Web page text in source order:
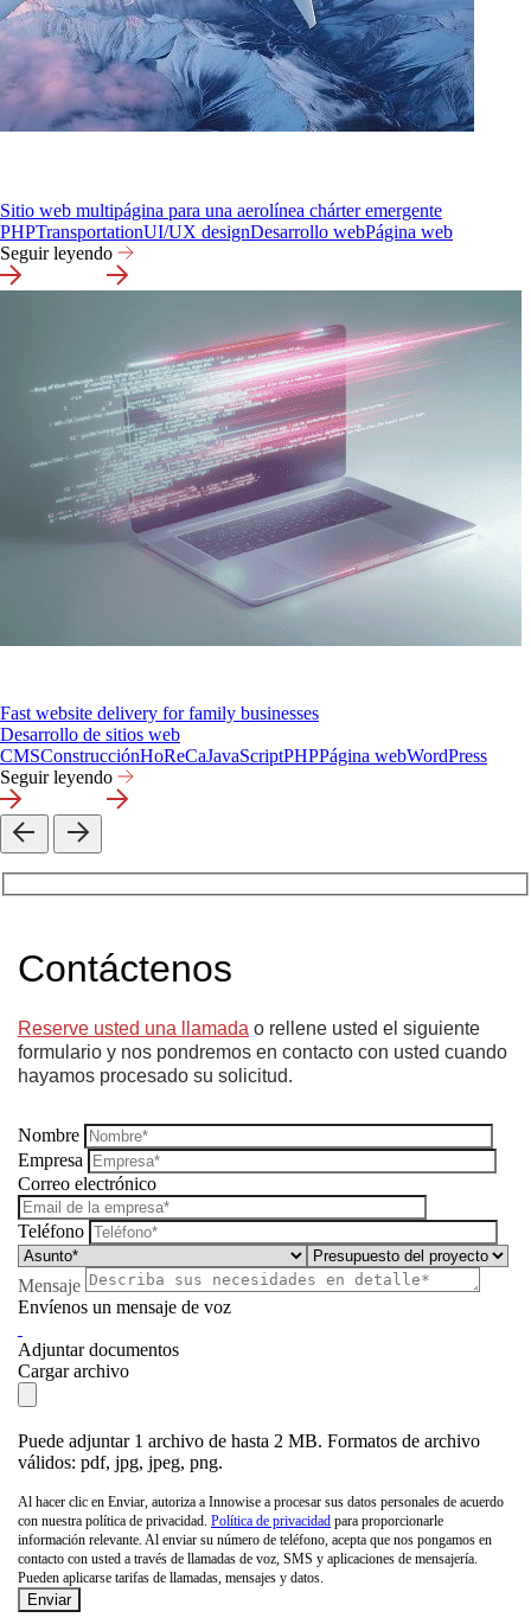
Sitio web multipágina para una aerolínea chárter emergente
PHPTransportationUI/UX designDesarrollo webPágina web
Seguir leyendo
Fast website delivery for family businesses
Desarrollo de sitios web
CMSConstrucciónHoReCaJavaScriptPHPPágina webWordPress
Seguir leyendo
Contáctenos
Reserve usted una llamada o rellene usted el siguiente
formulario y nos pondremos en contacto con usted cuando
hayamos procesado su solicitud.
Nombre
Empresa
Correo electrónico
Teléfono
Mensaje
Envíenos un mensaje de voz
Adjuntar documentos
Cargar archivo
Puede adjuntar 1 archivo de hasta 2 MB. Formatos de archivo
válidos: pdf, jpg, jpeg, png.
Al hacer clic en Enviar, autoriza a Innowise a procesar sus datos personales de acuerdo
con nuestra política de privacidad. Política de privacidad para proporcionarle
información relevante. Al enviar su número de teléfono, acepta que nos pongamos en
contacto con usted a través de llamadas de voz, SMS y aplicaciones de mensajería.
Pueden aplicarse tarifas de llamadas, mensajes y datos.